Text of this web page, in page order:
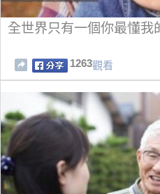
全世界只有一個你最懂我
1263觀看